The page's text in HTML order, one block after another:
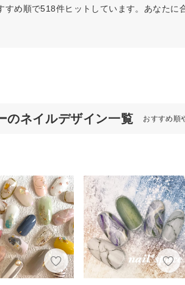
め順で518件ヒットしています。あなたに
のネイルデザイン一覧 おすすめ順